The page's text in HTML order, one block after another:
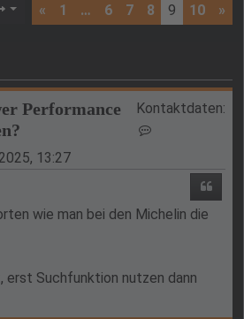
Seite 9von
« 1 … 6 7 8 9 10 »
Performance
Kontaktdaten:
13:27
wie man bei den Michelin die
erst Suchfunktion nutzen dann